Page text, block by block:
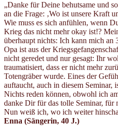
„Danke für Deine behutsame und
an die Frage: ‚Wo ist unsere Kraft
Wie muss es sich anfühlen, wenn
Krieg das nicht mehr okay ist!?
überhaupt nichts: Ich kann mich an
Opa ist aus der
nicht geredet und nur gesagt: Ihr
traumatisiert, dass er nicht mehr
Totengräber wurde. Eines der
auftaucht, auch in diesem Seminar,
Nichts reden können, obwohl ich
danke Dir für das tolle Seminar, für
Nun weiß ich, wo ich weiter
Enna (Sängerin, 40 J.)